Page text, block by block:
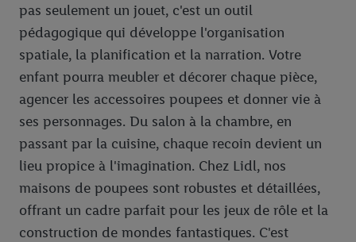
pas seulement un jouet, c'est un outil
pédagogique qui développe l'organisation
spatiale, la planification et la narration. Votre
enfant pourra meubler et décorer chaque pièce,
agencer les accessoires poupees et donner vie à
ses personnages. Du salon à la chambre, en
passant par la cuisine, chaque recoin devient un
lieu propice à l'imagination. Chez Lidl, nos
maisons de poupees sont robustes et détaillées,
offrant un cadre parfait pour les jeux de rôle et la
construction de mondes fantastiques. C'est